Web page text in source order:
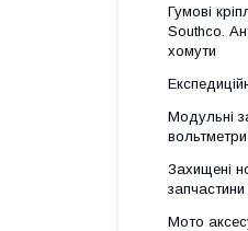
Гумові
Southco.
хомути
Модульні
Захищені
Мото